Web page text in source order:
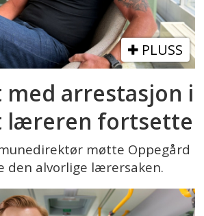
PLUSS
med arrestasjon i
læreren fortsette
møtte Oppegård
den alvorlige lærersaken.